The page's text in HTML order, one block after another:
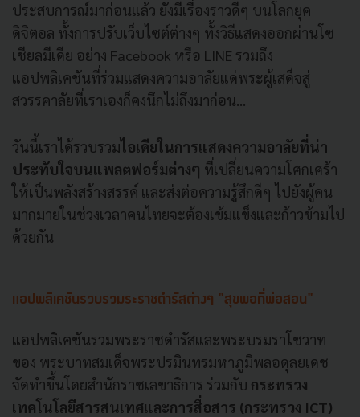
ประสบการณ์มาก่อนแล้ว ยังมีเรื่องราวดีๆ บนโลกยุค
ดิจิตอล ทั้งการปรับเว็บไซต์ต่างๆ ทั้งวิธีแสดงออกผ่านโซ
เชียลมีเดีย อย่าง Facebook หรือ LINE รวมถึง
แอปพลิเคชันที่ร่วมแสดงความอาลัยแด่พระผู้เสด็จสู่
สวรรคาลัยที่เราเองก็คงนึกไม่ถึงมาก่อน...
วันนี้เราได้รวบรวมไอเดียในการแสดงความอาลัยที่น่า
ประทับใจบนแพลตฟอร์มต่างๆ ที่เปลี่ยนความโศกเศร้า
ให้เป็นพลังสร้างสรรค์ และส่งต่อความรู้สึกดีๆ ไปยังผู้คน
มากมายในช่วงเวลาคนไทยจะต้องเข้มแข็งและก้าวข้ามไป
ด้วยกัน
แอปพลิเคชันรวบรวมระราชดำรัสต่างๆ "สุขพอที่พ่อสอน"
แอปพลิเคชันรวมพระราชดำรัสและพระบรมราโชวาท
ของ พระบาทสมเด็จพระปรมินทรมหาภูมิพลอดุลยเดช
จัดทำขึ้นโดยสำนักราชเลขาธิการ ร่วมกับ กระทรวง
เทคโนโลยีสารสนเทศและการสื่อสาร (กระทรวง ICT)